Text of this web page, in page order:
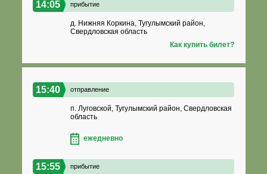
14:05 прибытие
д. Нижняя Коркина, Тугулымский район,
Свердловская область
Как купить билет?
15:40 отправление
п. Луговской, Тугулымский район, Свердловская
область
ежедневно
15:55 прибытие